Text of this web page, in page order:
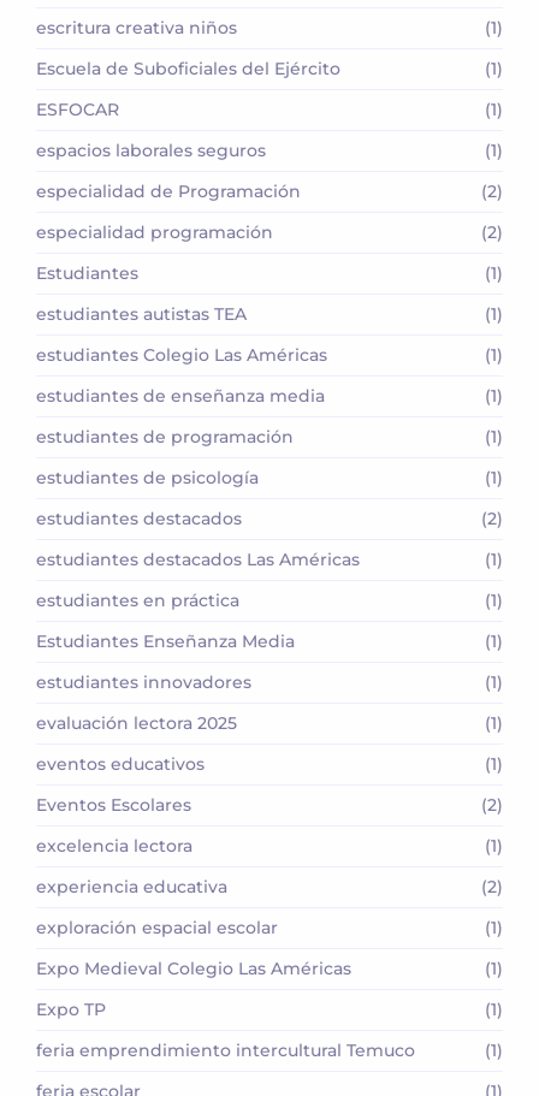
escritura creativa niños
(1)
Escuela de Suboficiales del Ejército
(1)
ESFOCAR
(1)
espacios laborales seguros
(1)
especialidad de Programación
(2)
especialidad programación
(2)
Estudiantes
(1)
estudiantes autistas TEA
(1)
estudiantes Colegio Las Américas
(1)
estudiantes de enseñanza media
(1)
estudiantes de programación
(1)
estudiantes de psicología
(1)
estudiantes destacados
(2)
estudiantes destacados Las Américas
(1)
estudiantes en práctica
(1)
Estudiantes Enseñanza Media
(1)
estudiantes innovadores
(1)
evaluación lectora 2025
(1)
eventos educativos
(1)
Eventos Escolares
(2)
excelencia lectora
(1)
experiencia educativa
(2)
exploración espacial escolar
(1)
Expo Medieval Colegio Las Américas
(1)
Expo TP
(1)
feria emprendimiento intercultural Temuco
(1)
feria escolar
(1)